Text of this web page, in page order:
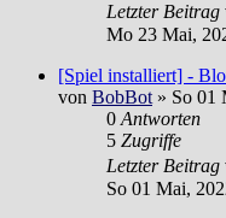
Letzter Beitrag
Mo 23 Mai,
[Spiel installiert] -
von BobBot » So 01
0 Antworten
5 Zugriffe
Letzter Beitrag
So 01 Mai,